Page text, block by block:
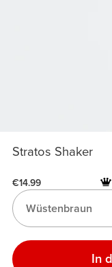
Stratos Shaker
€14.99
Wüstenbraun
In